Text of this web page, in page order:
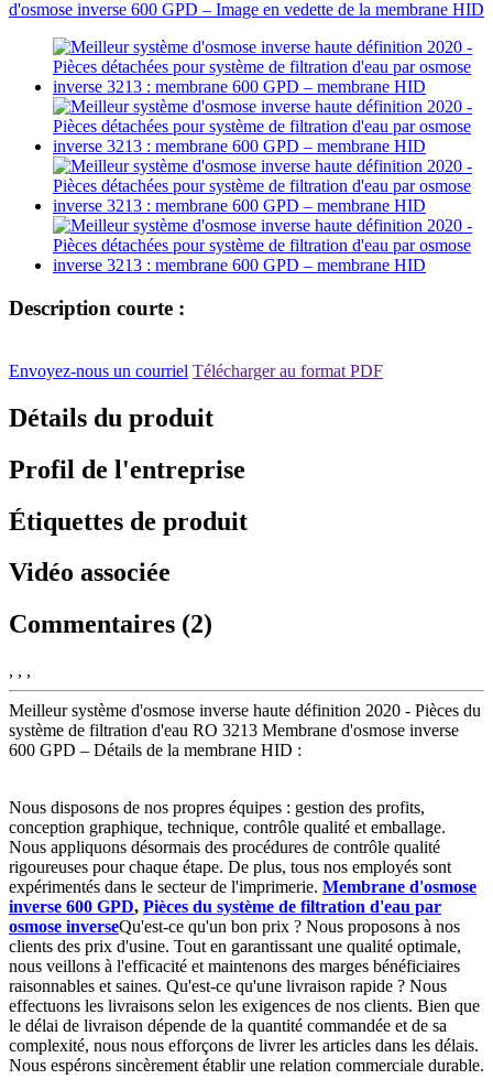
Description courte :
Envoyez-nous un courriel Télécharger au format PDF
Détails du produit
Profil de l'entreprise
Étiquettes de produit
Vidéo associée
Commentaires (2)
, , ,
Meilleur système d'osmose inverse haute définition 2020 - Pièces du
système de filtration d'eau RO 3213 Membrane d'osmose inverse
600 GPD – Détails de la membrane HID :
Nous disposons de nos propres équipes : gestion des profits,
conception graphique, technique, contrôle qualité et emballage.
Nous appliquons désormais des procédures de contrôle qualité
rigoureuses pour chaque étape. De plus, tous nos employés sont
expérimentés dans le secteur de l'imprimerie. Membrane d'osmose
inverse 600 GPD, Pièces du système de filtration d'eau par
osmose inverseQu'est-ce qu'un bon prix ? Nous proposons à nos
clients des prix d'usine. Tout en garantissant une qualité optimale,
nous veillons à l'efficacité et maintenons des marges bénéficiaires
raisonnables et saines. Qu'est-ce qu'une livraison rapide ? Nous
effectuons les livraisons selon les exigences de nos clients. Bien que
le délai de livraison dépende de la quantité commandée et de sa
complexité, nous nous efforçons de livrer les articles dans les délais.
Nous espérons sincèrement établir une relation commerciale durable.